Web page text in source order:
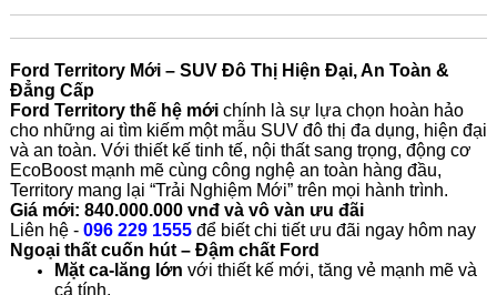
Ford Territory Mới – SUV Đô Thị Hiện Đại, An Toàn &
Đẳng Cấp
Ford Territory thế hệ mớichính là sự lựa chọn hoàn hảo
cho những ai tìm kiếm một mẫu SUV đô thị đa dụng, hiện đại
và an toàn. Với thiết kế tinh tế, nội thất sang trọng, động cơ
EcoBoost mạnh mẽ cùng công nghệ an toàn hàng đầu,
Territory mang lại “Trải Nghiệm Mới” trên mọi hành trình.
Giá mới: 840.000.000 vnđ và vô vàn ưu đãi
Liên hệ - 096 229 1555 để biết chi tiết ưu đãi ngay hôm nay
Ngoại thất cuốn hút – Đậm chất Ford
Mặt ca-lăng lớn với thiết kế mới, tăng vẻ mạnh mẽ và
cá tính.